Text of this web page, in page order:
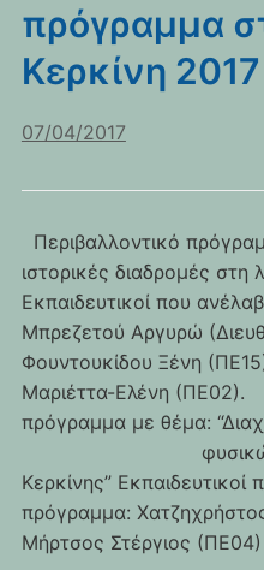
πρόγραμμα
Κερκίνη 2017
07/04/2017
Περιβαλλοντικό
ιστορικές διαδρομές στη
Εκπαιδευτικοί που
Μπρεζετού Αργυρώ
Φουντουκίδου Ξένη
Μαριέττα-Ελένη (ΠΕ02).
πρόγραμμα με θέμα:
φυσικών πόρων
Κερκίνης”
πρόγραμμα:
Μήρτσος Στέργιος